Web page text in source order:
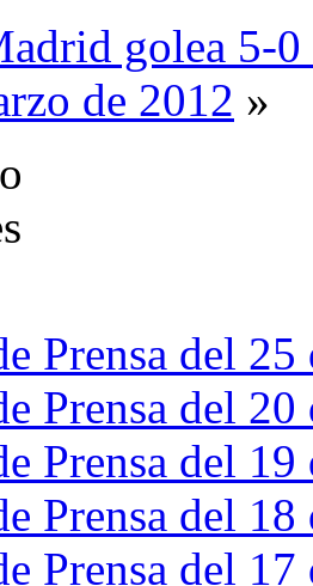
golea 5-
de 2012 »
Prensa del
Prensa del
Prensa del
Prensa del
Prensa del